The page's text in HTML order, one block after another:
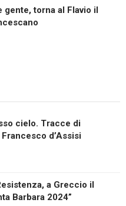
gente, torna al Flavio il
cielo. Tracce di
d’Assisi
a Greccio il
Barbara 2024”